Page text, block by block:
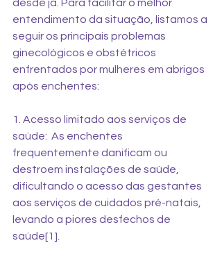
desde já. Para facilitar o melhor
entendimento da situação, listamos a
seguir os principais problemas
ginecológicos e obstétricos
enfrentados por mulheres em abrigos
após enchentes:
1. Acesso limitado aos serviços de
saúde:  As enchentes
frequentemente danificam ou
destroem instalações de saúde,
dificultando o acesso das gestantes
aos serviços de cuidados pré-natais,
levando a piores desfechos de
saúde[1].